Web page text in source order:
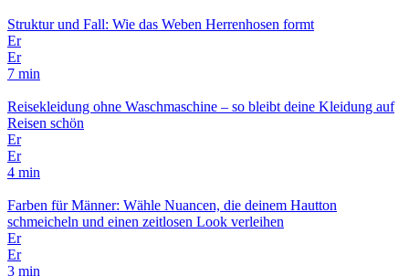
Struktur und Fall: Wie das Weben Herrenhosen formt
Er
Er
7 min
Reisekleidung ohne Waschmaschine – so bleibt deine Kleidung auf
Reisen schön
Er
Er
4 min
Farben für Männer: Wähle Nuancen, die deinem Hautton
schmeicheln und einen zeitlosen Look verleihen
Er
Er
3 min